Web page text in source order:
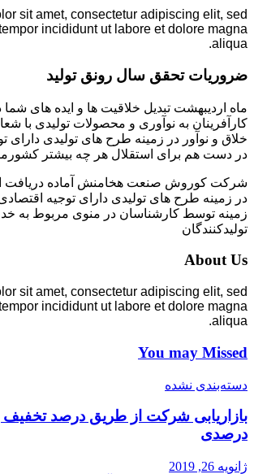
sit amet, consectetur adipiscing elit, sed
incididunt ut labore et dolore magna
aliqua.
ضروریات تحقق سال رونق تولید
ماه اردیبهشت تبدیل خلاقیت ها و ایده های شما
کارآفرینان به نوآوری و محصولات تولیدی با
خلاق و نوآور در زمینه طرح های تولیدی
در دست هم برای استقلال هر چه بیشتر
شرکت کوروش صنعت هخامنش آماده دریافت
در زمینه طرح های تولیدی دارای توجیه
زمینه توسط کارشناسان در منوی مربوط به
تولیدکنندگان
About Us
sit amet, consectetur adipiscing elit, sed
incididunt ut labore et dolore magna
aliqua.
You may Missed
دسته‌بندی نشده
بازاریابی شرکت از طریق درصد
درصدی
ژانویه 26, 2019